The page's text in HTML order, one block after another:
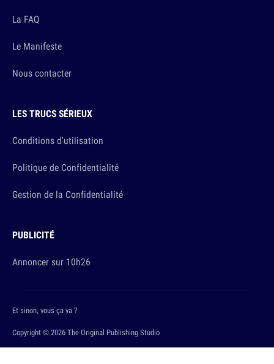
La FAQ
Le Manifeste
Nous contacter
LES TRUCS SÉRIEUX
Conditions d'utilisation
Politique de Confidentialité
Gestion de la Confidentialité
PUBLICITÉ
Annoncer sur 10h26
Copyright © 2026 The Original Publishing Studio
Et sinon, vous ça va ?